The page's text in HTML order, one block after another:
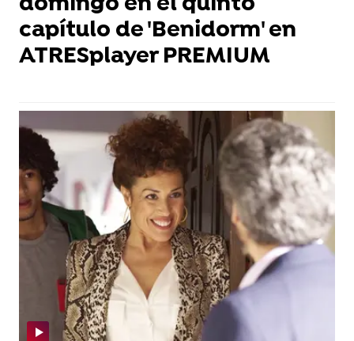
capítulo de 'Benidorm' en
ATRESplayer PREMIUM